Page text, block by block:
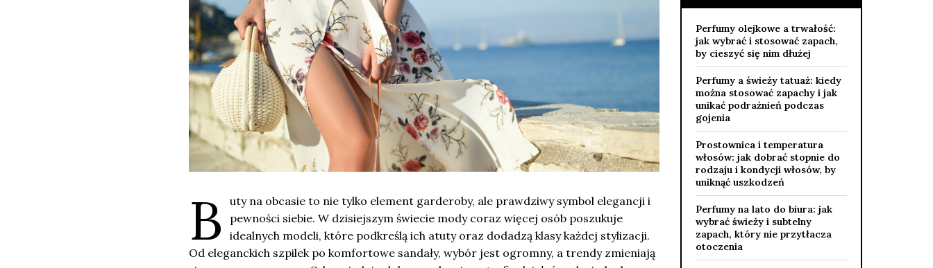
B
uty na obcasie to nie tylko element garderoby, ale prawdziwy symbol elegancji i
pewności siebie. W dzisiejszym świecie mody coraz więcej osób poszukuje
idealnych modeli, które podkreślą ich atuty oraz dodadzą klasy każdej stylizacji.
Od eleganckich szpilek po komfortowe sandały, wybór jest ogromny, a trendy zmieniają
Perfumy olejkowe a trwałość:
jak wybrać i stosować zapach,
by cieszyć się nim dłużej
Perfumy a świeży tatuaż: kiedy
można stosować zapachy i jak
unikać podrażnień podczas
gojenia
Prostownica i temperatura
włosów: jak dobrać stopnie do
rodzaju i kondycji włosów, by
uniknąć uszkodzeń
Perfumy na lato do biura: jak
wybrać świeży i subtelny
zapach, który nie przytłacza
otoczenia